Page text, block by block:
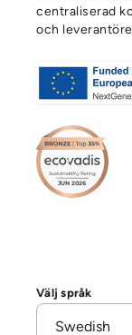
centraliserad
och
Välj språk
Swedish